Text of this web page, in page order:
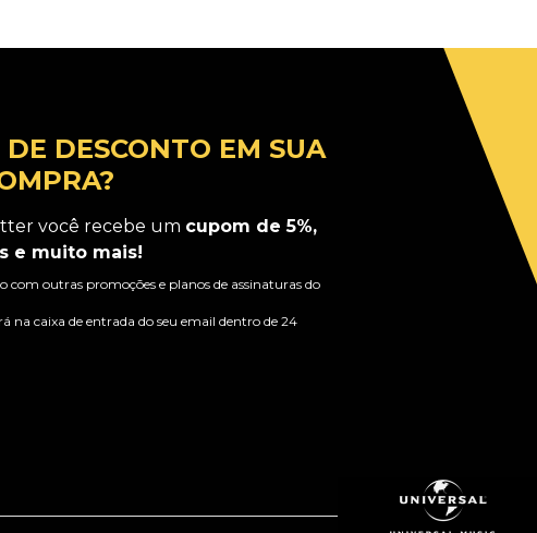
DESCONTO EM SUA
você recebe um cupom de 5%,
e muito mais!
com outras promoções e planos de assinaturas do
na caixa de entrada do seu email dentro de 24